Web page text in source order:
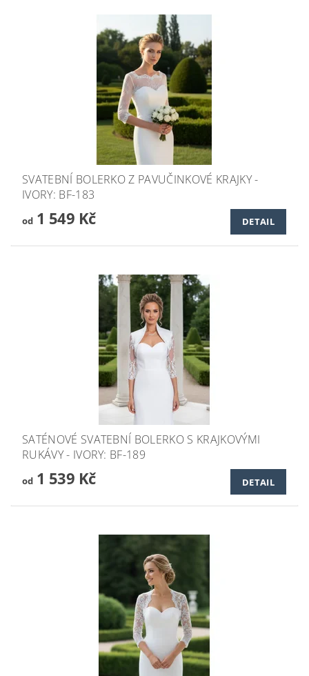
SVATEBNÍ BOLERKO Z PAVUČINKOVÉ KRAJKY -
IVORY: BF-183
od1 549 Kč DETAIL
SATÉNOVÉ SVATEBNÍ BOLERKO S KRAJKOVÝMI
RUKÁVY - IVORY: BF-189
od1 539 Kč DETAIL